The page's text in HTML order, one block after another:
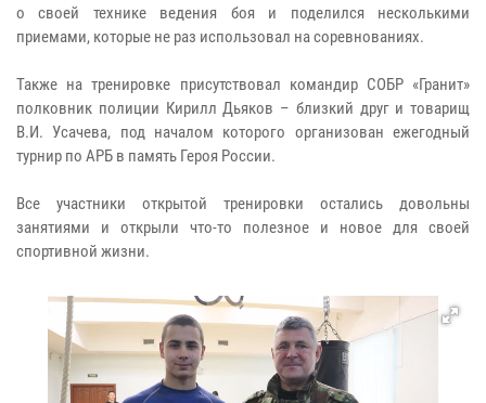
о своей технике ведения боя и поделился несколькими
приемами, которые не раз использовал на соревнованиях.
Также на тренировке присутствовал командир СОБР «Гранит»
полковник полиции Кирилл Дьяков – близкий друг и товарищ
В.И. Усачева, под началом которого организован ежегодный
турнир по АРБ в память Героя России.
Все участники открытой тренировки остались довольны
занятиями и открыли что-то полезное и новое для своей
спортивной жизни.